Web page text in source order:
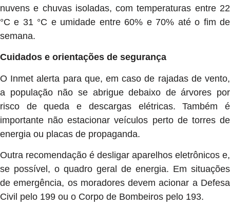
nuvens e chuvas isoladas, com temperaturas entre 22
°C e 31 °C e umidade entre 60% e 70% até o fim de
semana.
Cuidados e orientações de segurança
O Inmet alerta para que, em caso de rajadas de vento,
a população não se abrigue debaixo de árvores por
risco de queda e descargas elétricas. Também é
importante não estacionar veículos perto de torres de
energia ou placas de propaganda.
Outra recomendação é desligar aparelhos eletrônicos e,
se possível, o quadro geral de energia. Em situações
de emergência, os moradores devem acionar a Defesa
Civil pelo 199 ou o Corpo de Bombeiros pelo 193.